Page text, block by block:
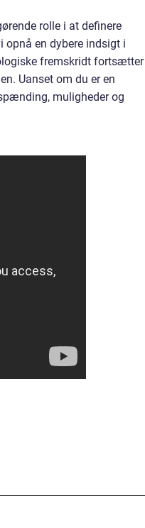
rolle i at definere
opnå en dybere indsigt i
fremskridt fortsætter
Uanset om du er en
muligheder og